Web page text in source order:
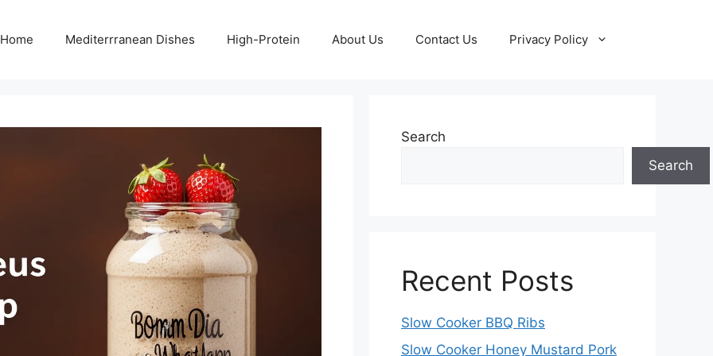
Home Mediterrranean Dishes High-Protein About Us Contact Us Privacy Policy
Search
Search
Recent Posts
Slow Cooker BBQ Ribs
Slow Cooker Honey Mustard Pork